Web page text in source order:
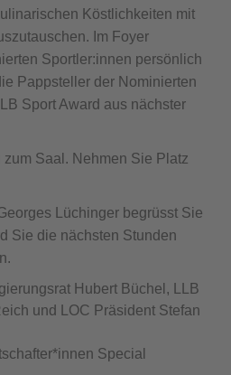
Köstlichkeiten mit
Im Foyer
Sportler:innen persönlich
Pappsteller der Nominierten
Sport Award aus nächster
zum Saal. Nehmen Sie Platz
Lüchinger begrüsst Sie
Sie die nächsten Stunden
Hubert Büchel, LLB
und LOC Präsident Stefan
Special